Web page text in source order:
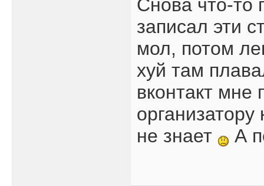
Снова что-то
записал эти
мол, потом
хуй там
вконтакт мне
не знает
А